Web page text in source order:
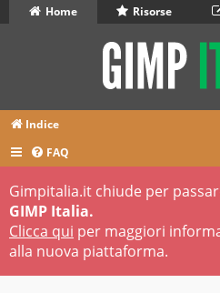
Home Risorse
Indice
FAQ
Gimpitalia.it chiude per
GIMP Italia.
Clicca qui per maggiori
alla nuova piattaforma.